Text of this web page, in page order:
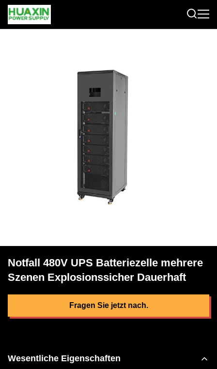
Notfall 480V UPS Batteriezelle mehrere
Szenen Explosionssicher Dauerhaft
Fragen Sie jetzt nach.
Wesentliche Eigenschaften